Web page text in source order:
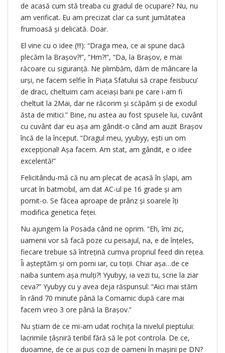
de acasă cum stă treaba cu gradul de ocupare? Nu, nu
am verificat. Eu am precizat clar ca sunt jumătatea
frumoasă și delicată. Doar.
El vine cu o idee (!!!): “Draga mea, ce ai spune dacă
plecăm la Brașov?!”, “Hm?!”, “Da, la Brașov, e mai
răcoare cu siguranță. Ne plimbăm, dăm de mâncare la
urși, ne facem selfie în Piața Sfatului să crape feisbucu’
de draci, cheltuim cam aceiași bani pe care i-am fi
cheltuit la 2Mai, dar ne răcorim și scăpăm și de exodul
ăsta de mitici.” Bine, nu astea au fost spusele lui, cuvânt
cu cuvânt dar eu așa am gândit-o când am auzit Brașov
încă de la început. “Dragul meu, yyubyy, ești un om
excepțional! Așa facem. Am stat, am gândit, e o idee
excelentă!”
Felicitându-mă că nu am plecat de acasă în șlapi, am
urcat în batmobil, am dat AC-ul pe 16 grade și am
pornit-o. Se făcea aproape de prânz și soarele îți
modifica genetica feței.
Nu ajungem la Posada când ne oprim. “Eh, îmi zic,
uamenii vor să facă poze cu peisajul, na, e de înțeles,
fiecare trebuie să întrețină cumva propriul feed din rețea.
Îi așteptăm și om porni iar, cu toții. Chiar așa…de ce
naiba suntem așa mulți?! Yyubyy, ia vezi tu, scrie la ziar
ceva?” Yyubyy cu y avea deja răspunsul: “Aici mai stăm
în rând 70 minute până la Comarnic după care mai
facem vreo 3 ore până la Brașov.”
Nu știam de ce mi-am udat rochița la nivelul pieptului:
lacrimile țâșniră teribil fără să le pot controla. De ce,
duoamne, de ce ai pus cozi de oameni în mașini pe DN?